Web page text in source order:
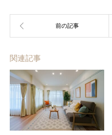
関連記事